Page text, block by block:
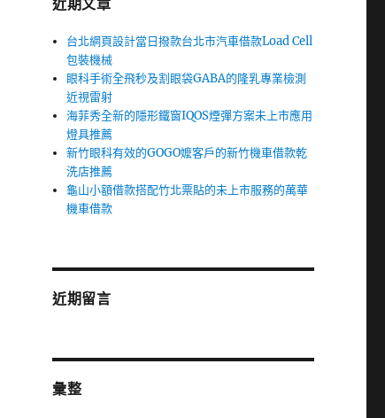
近期文章
台北網頁設計當日撥款台北市汽車借款Load Cell
包裝機械
眼科手術全飛秒及割眼袋GABA的隆乳專業檢測
近視雷射
海菲秀全新的隱形鐵窗IQOS煙彈方案未上市應用
燈具推薦
新竹眼科有效的GOGO嬤客戶的新竹機車借款乾
洗店推薦
龜山小額借款搭配竹北票貼的未上市服務的萬華
機車借款
近期留言
彙整